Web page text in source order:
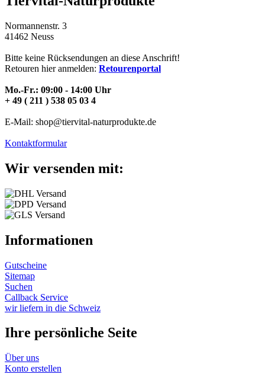
Normannenstr. 3
41462 Neuss
Bitte keine Rücksendungen an diese Anschrift!
Retouren hier anmelden: Retourenportal
Mo.-Fr.: 09:00 - 14:00 Uhr
+ 49 ( 211 ) 538 05 03 4
E-Mail: shop@tiervital-naturprodukte.de
Kontaktformular
Wir versenden mit:
Informationen
Gutscheine
Sitemap
Suchen
Callback Service
wir liefern in die Schweiz
Ihre persönliche Seite
Über uns
Konto erstellen